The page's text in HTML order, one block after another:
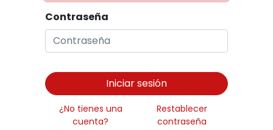
Contraseña
Iniciar sesión
¿No tienes una
cuenta?
Restablecer
contraseña